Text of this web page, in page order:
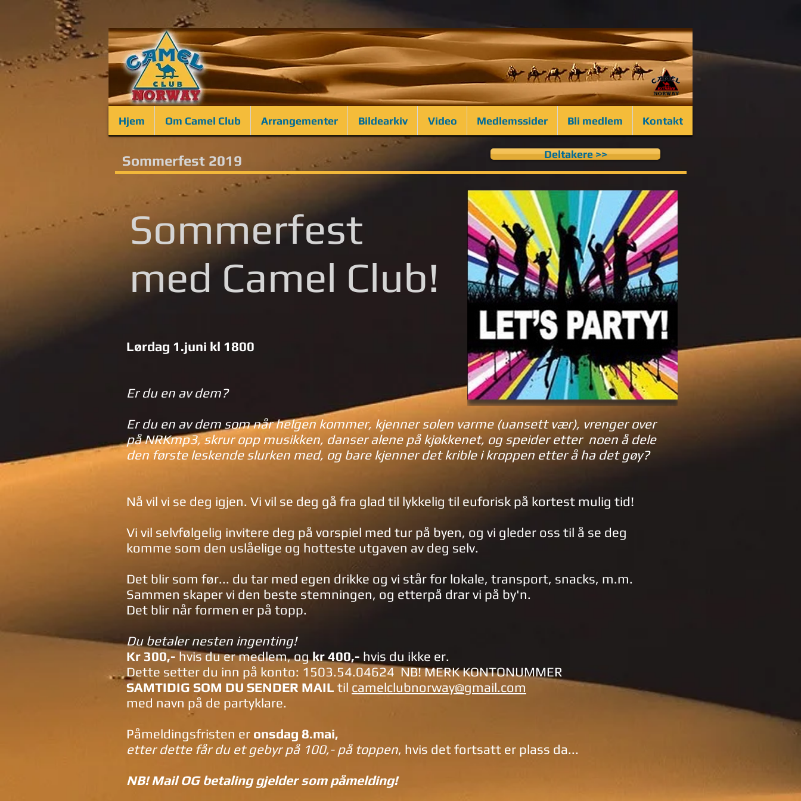
Hjem Om Camel Club Arrangementer Bildearkiv Video Medlemssider Bli medlem Kontakt
Sommerfest 2019 Deltakere >>
Lørdag 1.juni kl 1800
Er du en av dem?
Er du en av dem som når helgen kommer, kjenner solen varme (uansett vær), vrenger over
på NRKmp3, skrur opp musikken, danser alene på kjøkkenet, og speider etter noen å dele
den første leskende slurken med, og bare kjenner det krible i kroppen etter å ha det gøy?
Nå vil vi se deg igjen. Vi vil se deg gå fra glad til lykkelig til euforisk på kortest mulig tid!
Vi vil selvfølgelig invitere deg på vorspiel med tur på byen, og vi gleder oss til å se deg
komme som den uslåelige og hotteste utgaven av deg selv.
Det blir som før... du tar med egen drikke og vi står for lokale, transport, snacks, m.m.
Sammen skaper vi den beste stemningen, og etterpå drar vi på by'n.
Det blir når formen er på topp.
Du betaler nesten ingenting!
Kr 300,-hvis du er medlem, ogkr 400,- hvis du ikke er.
Dette setter du inn på konto: 1503.54.04624 NB! MERK KONTONUMMER
SAMTIDIG SOM DU SENDER MAIL til camelclubnorway@gmail.com
med navn på de partyklare.
Påmeldingsfristen er onsdag 8.mai,
etter dette får du et gebyr på 100,- på toppen, hvis det fortsatt er plass da...
NB! Mail OG betaling gjelder som påmelding!
Sommerfest
med Camel Club!